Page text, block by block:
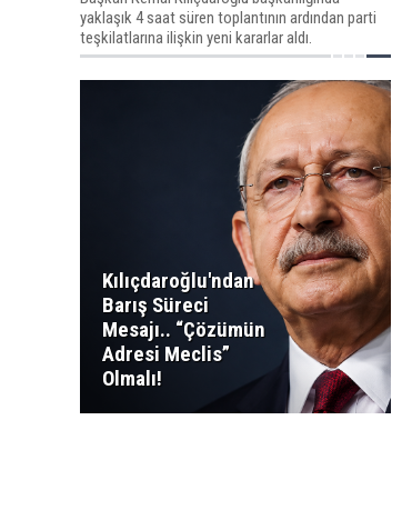
yaklaşık 4 saat süren toplantının ardından parti
teşkilatlarına ilişkin yeni kararlar aldı.
Kılıçdaroğlu'ndan
Barış Süreci
Mesajı.. “Çözümün
Adresi Meclis”
Olmalı!